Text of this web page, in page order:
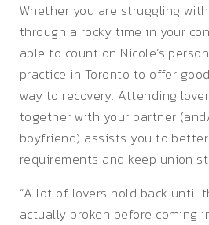
Whether you are struggling
through a rocky time in your
able to count on Nicole’s
practice in Toronto to offer
way to recovery. Attending
together with your partner
boyfriend) assists you to
requirements and keep union
“A lot of lovers hold back until
actually broken before coming